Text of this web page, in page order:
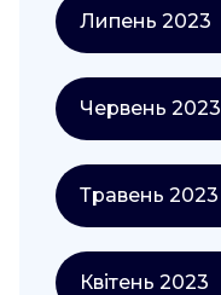
Липень 2023
Червень 2023
Травень 2023
Квітень 2023